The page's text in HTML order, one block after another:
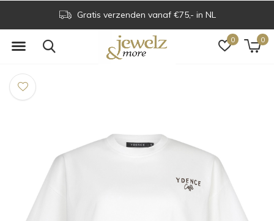
0 0
Gratis verzenden vanaf €75,- in NL